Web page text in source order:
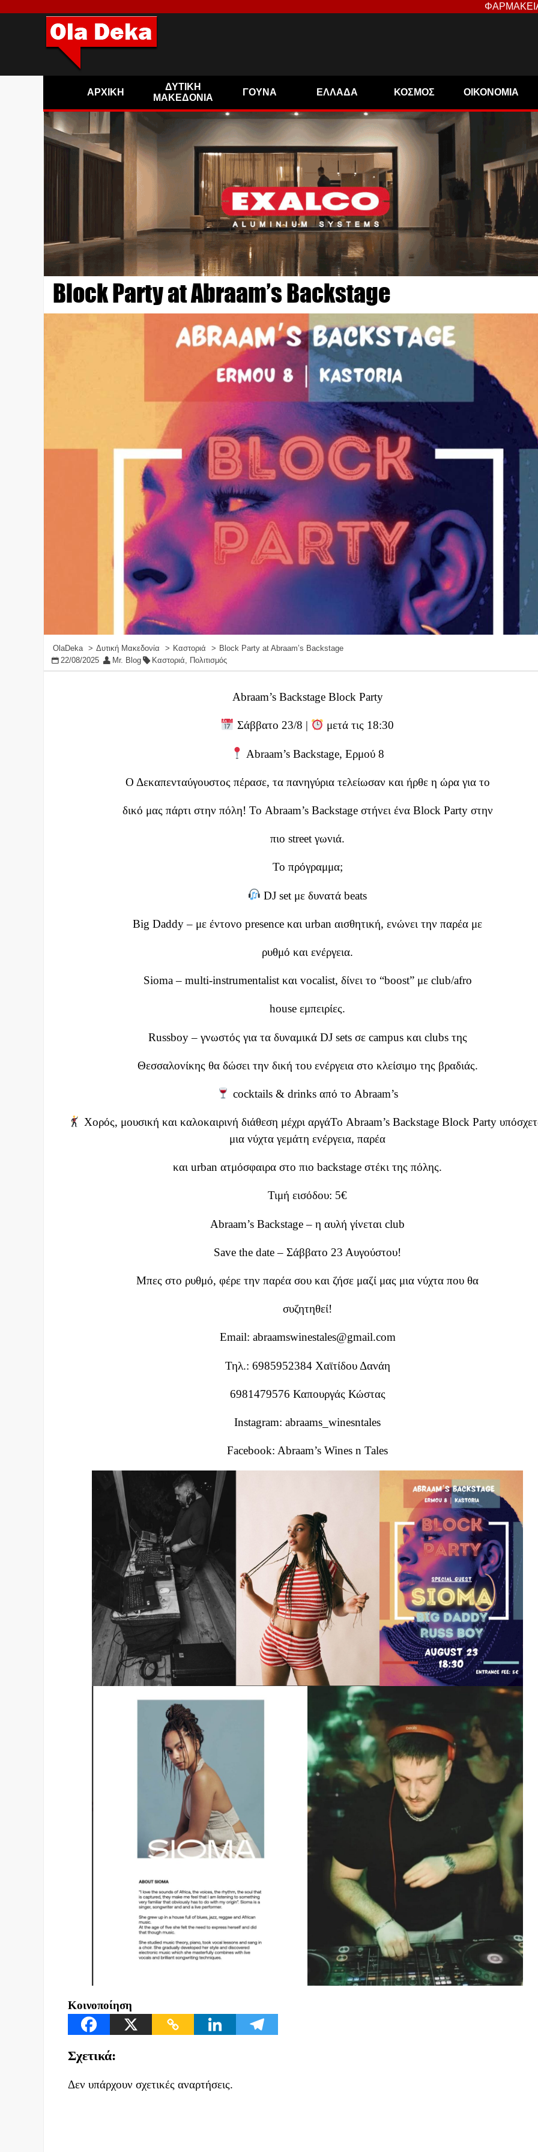
ΑΡΧΙΚΗ
ΔΥΤΙΚΗ
ΜΑΚΕΔΟΝΙΑ
ΓΟΥΝΑ ΕΛΛΑΔΑ ΚΟΣΜΟΣ ΟΙΚΟΝΟΜΙΑ
Block Party at Abraam’s Backstage
OlaDeka Δυτική Μακεδονία Καστοριά
Block Party at Abraam’s Backstage
22/08/2025
Mr. Blog Καστοριά, Πολιτισμός
Abraam’s Backstage Block Party
Σάββατο 23/8 | μετά τις 18:30
Abraam’s Backstage, Ερμού 8
Ο Δεκαπενταύγουστος πέρασε, τα πανηγύρια τελείωσαν και ήρθε η ώρα για το
δικό μας πάρτι στην πόλη! Το Abraam’s Backstage στήνει ένα Block Party στην
πιο street γωνιά.
Το πρόγραμμα;
DJ set με δυνατά beats
Big Daddy – με έντονο presence και urban αισθητική, ενώνει την παρέα με
ρυθμό και ενέργεια.
Sioma – multi-instrumentalist και vocalist, δίνει το “boost” με club/afro
house εμπειρίες.
Russboy – γνωστός για τα δυναμικά DJ sets σε campus και clubs της
Θεσσαλονίκης θα δώσει την δική του ενέργεια στο κλείσιμο της βραδιάς.
cocktails & drinks από το Abraam’s
Χορός, μουσική και καλοκαιρινή διάθεση μέχρι αργάΤο Abraam’s Backstage Block Party
μια νύχτα γεμάτη ενέργεια, παρέα
και urban ατμόσφαιρα στο πιο backstage στέκι της πόλης.
Τιμή εισόδου: 5€
Abraam’s Backstage – η αυλή γίνεται club
Save the date – Σάββατο 23 Αυγούστου!
Μπες στο ρυθμό, φέρε την παρέα σου και ζήσε μαζί μας μια νύχτα που θα
συζητηθεί!
Email: abraamswinestales@gmail.com
Τηλ.: 6985952384 Χαϊτίδου Δανάη
6981479576 Καπουργάς Κώστας
Instagram: abraams_winesntales
Facebook: Abraam’s Wines n Tales
Κοινοποίηση
Σχετικά:
Δεν υπάρχουν σχετικές αναρτήσεις.